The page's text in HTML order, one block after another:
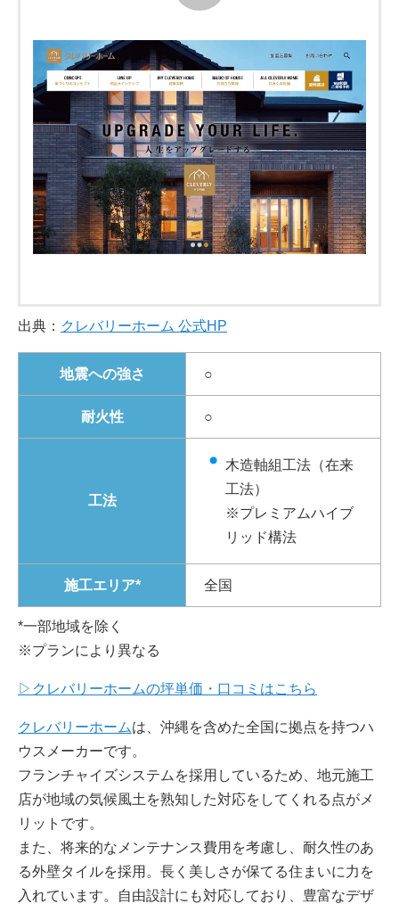
出典： クレバリーホーム 公式HP
地震への強さ ○
耐火性 ○
工法
木造軸組工法（在来
工法）
※プレミアムハイブ
リッド構法
施工エリア* 全国
*一部地域を除く
※プランにより異なる
▷クレバリーホームの坪単価・口コミはこちら
クレバリーホームは、沖縄を含めた全国に拠点を持つハ
ウスメーカーです。
フランチャイズシステムを採用しているため、地元施工
店が地域の気候風土を熟知した対応をしてくれる点がメ
リットです。
また、将来的なメンテナンス費用を考慮し、耐久性のあ
る外壁タイルを採用。長く美しさが保てる住まいに力を
入れています。自由設計にも対応しており、豊富なデザ